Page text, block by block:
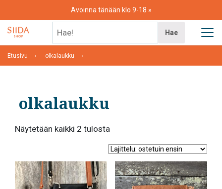
content
Avoinna tänään klo 9-18
Hae
Etusivu olkalaukku
olkalaukku
Näytetään kaikki 2 tulosta
ensin